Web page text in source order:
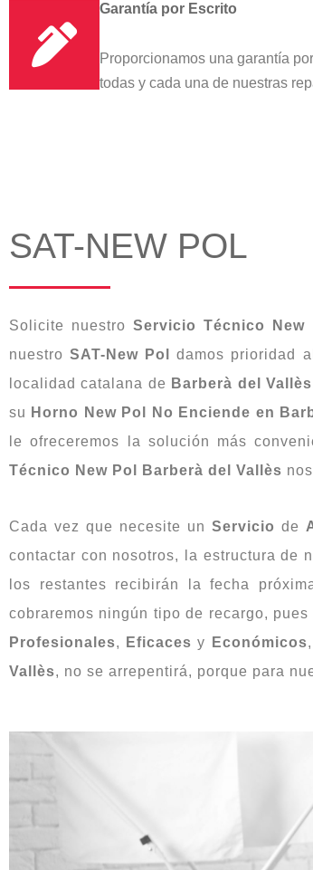
Garantía por Escrito
Proporcionamos una garantía
todas y cada una de nuestras
SAT-NEW POL
Solicite nuestroServicio Técnico
nuestroSAT-New Pol
damos prioridad
localidad catalana de Barberà del Vallès
su Horno New Pol No Enciende en
le ofreceremos la solución más
Técnico New Pol Barberà del Vallès
Cada vez que necesite un Servicio de
contactar con nosotros, la estructura de
los restantes recibirán la fecha
cobraremos ningún tipo de recargo, pues
Profesionales, Eficaces y Económicos
Vallès, no se arrepentirá, porque para